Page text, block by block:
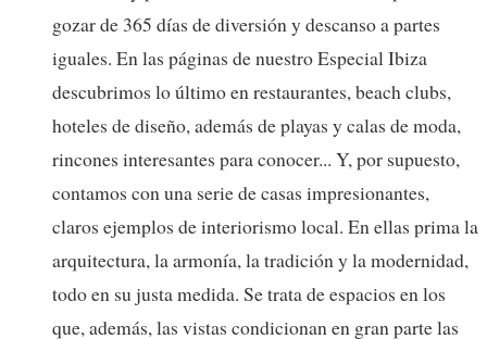
gozar de 365 días de diversión y descanso a partes
iguales. En las páginas de nuestro Especial Ibiza
descubrimos lo último en restaurantes, beach clubs,
hoteles de diseño, además de playas y calas de moda,
rincones interesantes para conocer... Y, por supuesto,
contamos con una serie de casas impresionantes,
claros ejemplos de interiorismo local. En ellas prima la
arquitectura, la armonía, la tradición y la modernidad,
todo en su justa medida. Se trata de espacios en los
que, además, las vistas condicionan en gran parte las